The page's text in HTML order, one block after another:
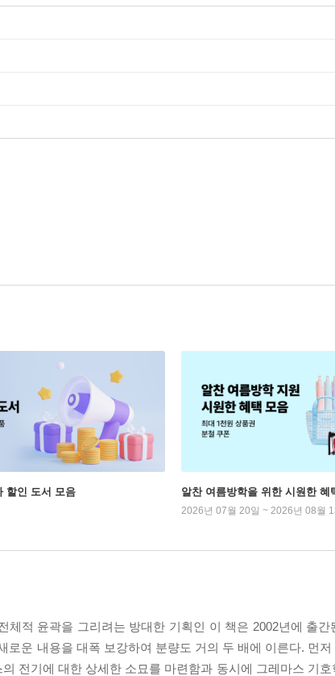
할인 도서 모음 알찬 여름방학을 위한 시원한 혜
2026년 07월 20일 ~ 2026년 08월
적 윤곽을 그리려는 방대한 기획인 이 책은 2002년에 출
운 내용을 대폭 보강하여 분량도 거의 두 배에 이른다. 먼저
전기에 대한 상세한 소묘를 마련함과 동시에 그레마스 기호